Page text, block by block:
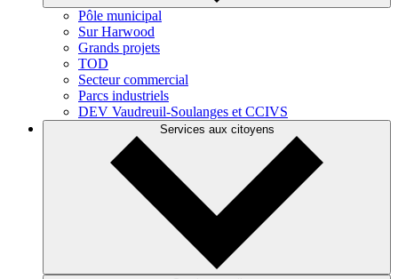
Pôle municipal
Sur Harwood
Grands projets
TOD
Secteur commercial
Parcs industriels
DEV Vaudreuil-Soulanges et CCIVS
Services aux citoyens